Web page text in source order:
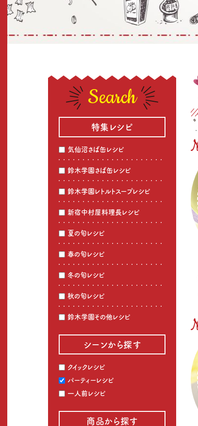
Search
特集レシピ
気仙沼さば缶レシピ
鈴木学園さば缶レシピ
鈴木学園レトルトスープレシピ
新宿中村屋料理長レシピ
夏の旬レシピ
春の旬レシピ
冬の旬レシピ
秋の旬レシピ
鈴木学園その他レシピ
シーンから探す
クイックレシピ
パーティーレシピ
一人前レシピ
商品から探す